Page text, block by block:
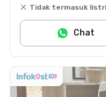
Tidak termasuk
Chat